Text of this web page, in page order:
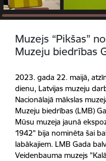
Muzejs “Pikšas”
Muzeju biedrības
2023. gada 22. maijā,
dienu, Latvijas muzeju
Nacionālajā mākslas
Muzeju biedrības (LMB)
Mūsu muzeja jaunā
1942" bija nominēta šai
labākajiem. LMB Gada
Veidenbauma muzejs